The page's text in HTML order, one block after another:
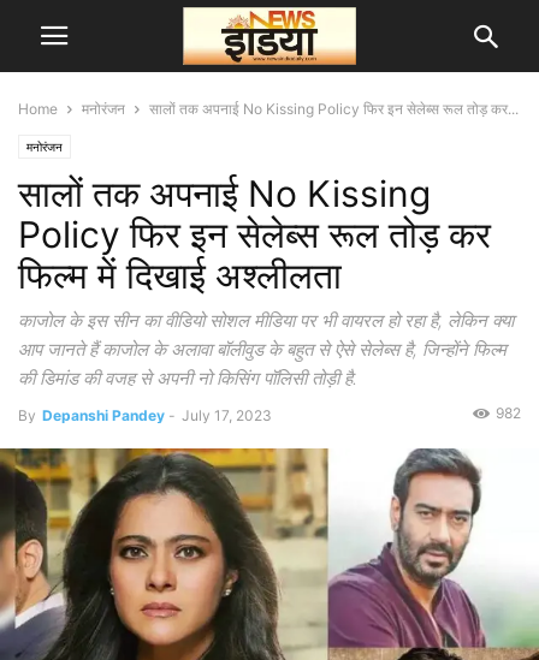
Home मनोरंजन सालों तक अपनाई No Kissing Policy फिर इन सेलेब्स रूल तोड़ कर...
मनोरंजन
सालों तक अपनाई No Kissing
Policy फिर इन सेलेब्स रूल तोड़ कर
फिल्म में दिखाई अश्लीलता
काजोल के इस सीन का वीडियो सोशल मीडिया पर भी वायरल हो रहा है, लेकिन क्या
आप जानते हैं काजोल के अलावा बॉलीवुड के बहुत से ऐसे सेलेब्स है, जिन्होंने फिल्म
की डिमांड की वजह से अपनी नो किसिंग पॉलिसी तोड़ी है.
By Depanshi Pandey - July 17, 2023 982